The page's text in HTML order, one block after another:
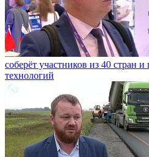
соберёт участников из 40 стран
технологий